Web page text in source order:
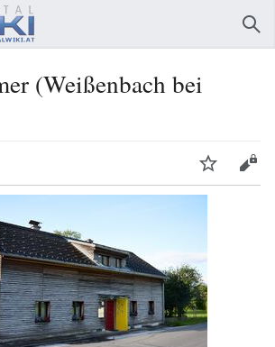
(Weißenbach bei
Beobachten Bearbeiten